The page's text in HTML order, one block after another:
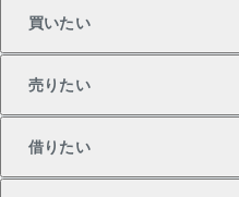
買いたい
売りたい
借りたい